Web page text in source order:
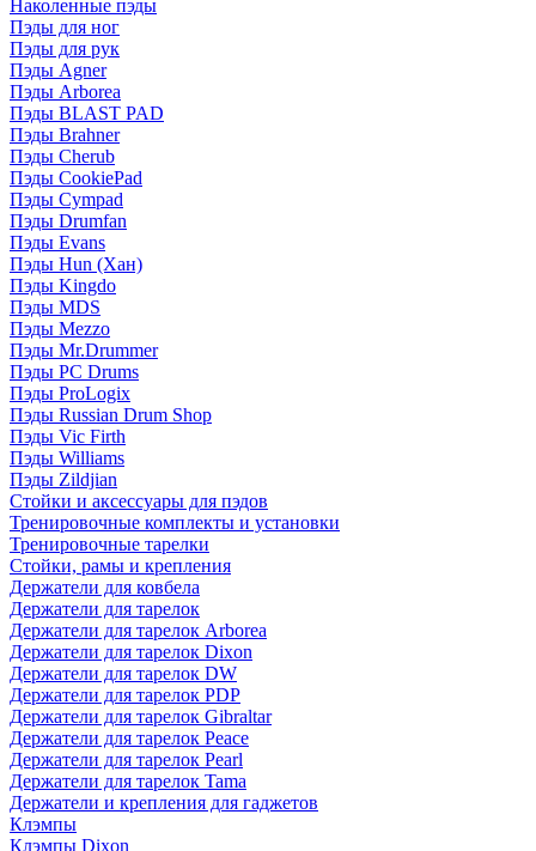
Наколенные пэды
Пэды для ног
Пэды для рук
Пэды Agner
Пэды Arborea
Пэды BLAST PAD
Пэды Brahner
Пэды Cherub
Пэды CookiePad
Пэды Cympad
Пэды Drumfan
Пэды Evans
Пэды Hun (Хан)
Пэды Kingdo
Пэды MDS
Пэды Mezzo
Пэды Mr.Drummer
Пэды PC Drums
Пэды ProLogix
Пэды Russian Drum Shop
Пэды Vic Firth
Пэды Williams
Пэды Zildjian
Стойки и аксессуары для пэдов
Тренировочные комплекты и установки
Тренировочные тарелки
Стойки, рамы и крепления
Держатели для ковбела
Держатели для тарелок
Держатели для тарелок Arborea
Держатели для тарелок Dixon
Держатели для тарелок DW
Держатели для тарелок PDP
Держатели для тарелок Gibraltar
Держатели для тарелок Peace
Держатели для тарелок Pearl
Держатели для тарелок Tama
Держатели и крепления для гаджетов
Клэмпы
Клэмпы Dixon